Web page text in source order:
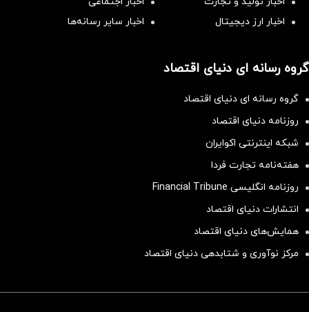
اخبار ارز دیجیتال
اخبار سایر رسانه‌‌ها
گروه رسانه ای دنیای اقتصاد
گروه رسانه ای دنیای اقتصاد
روزنامه دنیای اقتصاد
شبکه اینترنتی اکوایران
هفته‌نامه تجارت فردا
روزنامه انگلیسی Financial Tribune
انتشارات دنیای اقتصاد
همایش‌های دنیای اقتصاد
مرکز نوآوری و شتابدهی دنیای اقتصاد